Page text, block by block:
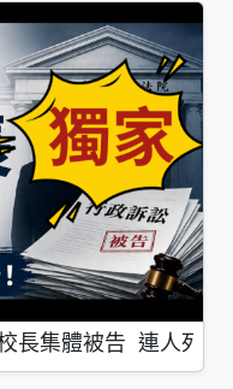
長集體被告 連人死了